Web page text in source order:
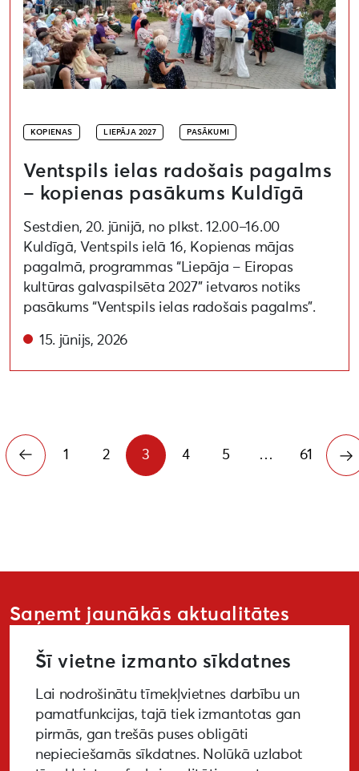
KOPIENAS LIEPĀJA 2027 PASĀKUMI
Ventspils ielas radošais pagalms
– kopienas pasākums Kuldīgā
Sestdien, 20. jūnijā, no plkst. 12.00–16.00
Kuldīgā, Ventspils ielā 16, Kopienas mājas
pagalmā, programmas “Liepāja – Eiropas
kultūras galvaspilsēta 2027” ietvaros notiks
pasākums “Ventspils ielas radošais pagalms”.
15. jūnijs, 2026
1 2 3 4 5 … 61
Saņemt jaunākās aktualitātes
PIETEIKTIES
Šī vietne izmanto sīkdatnes
Lai nodrošinātu tīmekļvietnes darbību un
pamatfunkcijas, tajā tiek izmantotas gan
pirmās, gan trešās puses obligāti
nepieciešamās sīkdatnes. Nolūkā uzlabot